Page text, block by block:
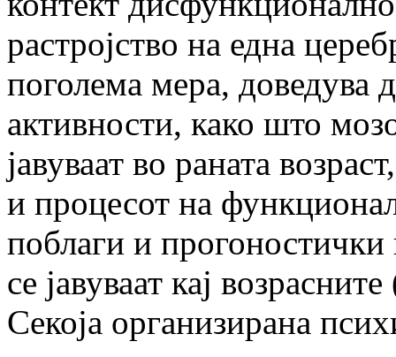
растројство на една
поголема мера, доведува
активности, како што
јавуваат во раната
и процесот на
поблаги и
се јавуваат кај
Секоја организирана